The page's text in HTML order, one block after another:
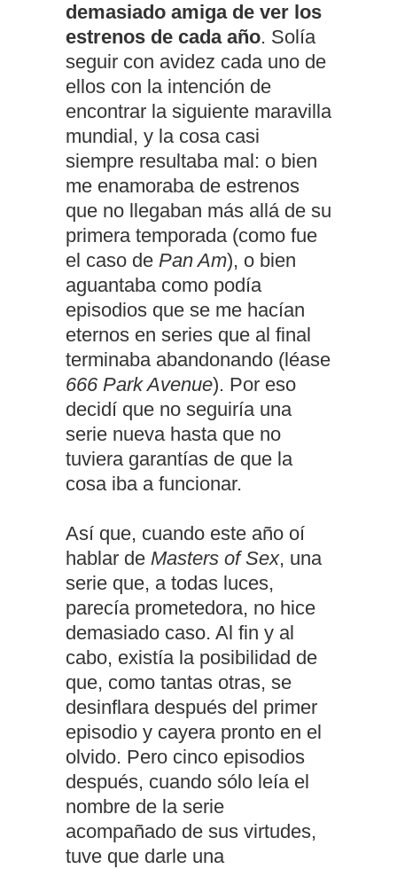
demasiado amiga de ver los
estrenos de cada año. Solía
seguir con avidez cada uno de
ellos con la intención de
encontrar la siguiente maravilla
mundial, y la cosa casi
siempre resultaba mal: o bien
me enamoraba de estrenos
que no llegaban más allá de su
primera temporada (como fue
el caso de Pan Am), o bien
aguantaba como podía
episodios que se me hacían
eternos en series que al final
terminaba abandonando (léase
666 Park Avenue). Por eso
decidí que no seguiría una
serie nueva hasta que no
tuviera garantías de que la
cosa iba a funcionar.
Así que, cuando este año oí
hablar de Masters of Sex, una
serie que, a todas luces,
parecía prometedora, no hice
demasiado caso. Al fin y al
cabo, existía la posibilidad de
que, como tantas otras, se
desinflara después del primer
episodio y cayera pronto en el
olvido. Pero cinco episodios
después, cuando sólo leía el
nombre de la serie
acompañado de sus virtudes,
tuve que darle una